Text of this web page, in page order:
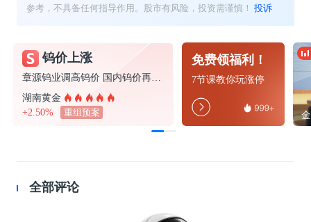
参考，不具备任何指导作用。股市有风险，投资需谨慎！投诉
钨价上涨
章源钨业调高钨价 国内钨价再现涨价迹象
湖南黄金
+2.50%
重组预案
免费领福利！
7节课教你玩涨停
全部评论